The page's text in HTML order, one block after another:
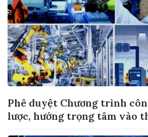
Phê duyệt Chương trình
lược, hướng trọng tâm vào